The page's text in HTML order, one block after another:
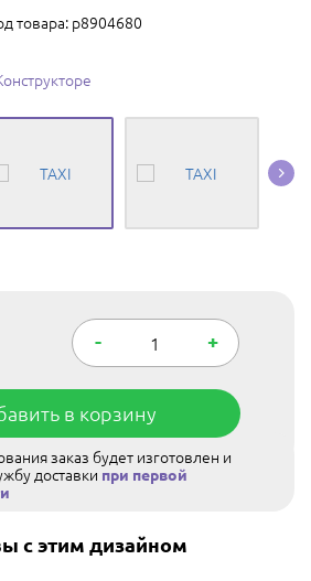
товара: p8904680
- +
в корзину
заказ будет изготовлен и
доставки при первой
с этим дизайном